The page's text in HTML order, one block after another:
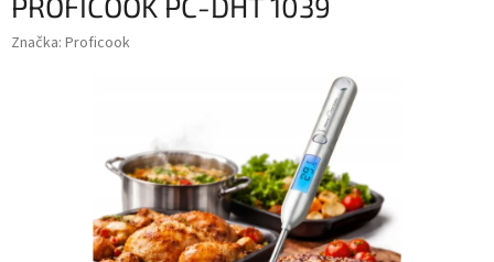
Značka: Proficook